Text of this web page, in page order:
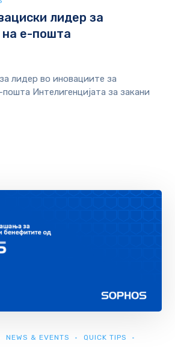
лидер за
на е-пошта
лидер во иновациите за
Интелигенцијата за закани
NEWS & EVENTS
QUICK TIPS